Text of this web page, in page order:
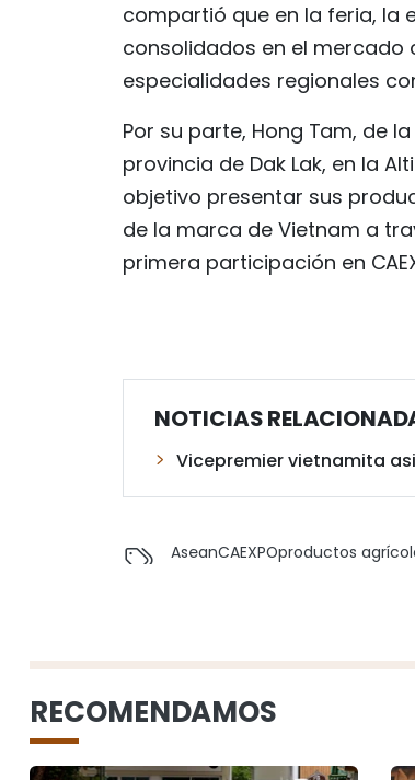
compartió que en la feria, la
consolidados en el mercado
especialidades regionales
Por su parte, Hong Tam, de
provincia de Dak Lak, en la
objetivo presentar sus
de la marca de Vietnam a
primera participación en
NOTICIAS
Vicepremier vietnamita
AseanCAEXPOproductos
RECOMENDAMOS